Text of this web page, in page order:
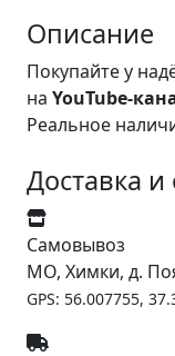
Описание
Покупайте у
на YouTube-
Реальное
Доставка и
Самовывоз
МО, Химки, д.
GPS: 56.007755,